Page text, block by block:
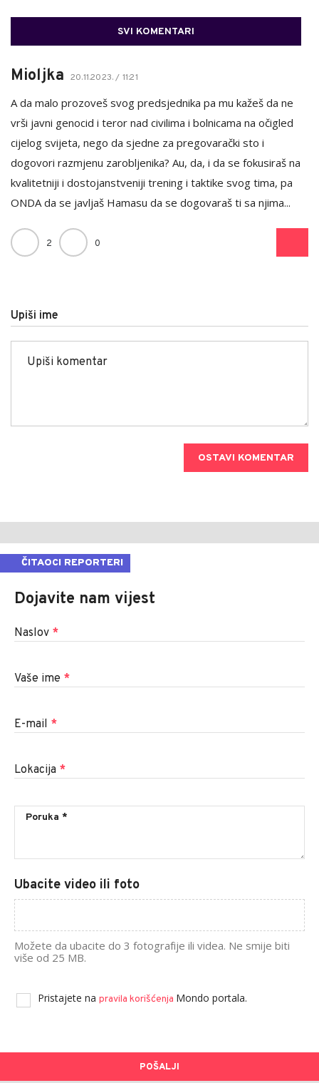
SVI KOMENTARI
Mioljka 20.11.2023. / 11:21
A da malo prozoveš svog predsjednika pa mu kažeš da ne
vrši javni genocid i teror nad civilima i bolnicama na očigled
cijelog svijeta, nego da sjedne za pregovarački sto i
dogovori razmjenu zarobljenika? Au, da, i da se fokusiraš na
kvalitetniji i dostojanstveniji trening i taktike svog tima, pa
ONDA da se javljaš Hamasu da se dogovaraš ti sa njima...
2 0
Upiši ime
OSTAVI KOMENTAR
ČITAOCI REPORTERI
Dojavite nam vijest
Naslov *
Vaše ime *
E-mail *
Lokacija *
Ubacite video ili foto
Možete da ubacite do 3 fotografije ili videa. Ne smije biti
više od 25 MB.
Pristajete na pravila korišćenja Mondo portala.
POŠALJI